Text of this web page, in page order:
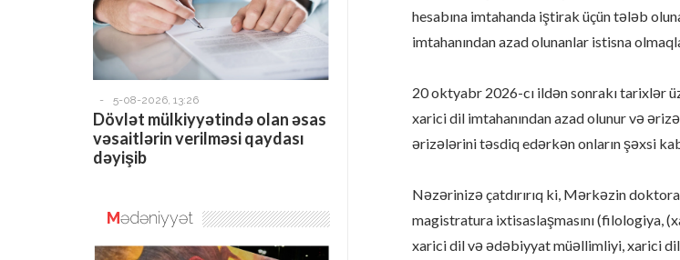
hesabına imtahanda iştirak üçün tələb
imtahanından azad olunanlar istisna
20 oktyabr 2026-cı ildən sonrakı tarixlər
xarici dil imtahanından azad olunur və
ərizələrini təsdiq edərkən onların şəxsi
Nəzərinizə çatdırırıq ki, Mərkəzin
magistratura ixtisaslaşmasını (filologiya,
xarici dil və ədəbiyyat müəllimliyi, xarici
- 5-08-2026, 13:26
Dövlət mülkiyyətində olan əsas
vəsaitlərin verilməsi qaydası
dəyişib
Mədəniyyət